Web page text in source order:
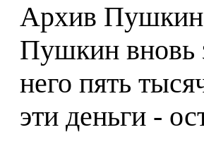
Архив
Пушкин вновь
него пять
эти деньги -